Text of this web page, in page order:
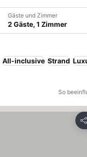
Gäste und Zimmer
2 Gäste, 1 Zimmer
All-inclusive Strand
So